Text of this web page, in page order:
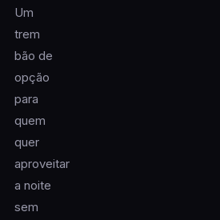
Um
trem
bão de
opção
para
quem
quer
aproveitar
a noite
sem